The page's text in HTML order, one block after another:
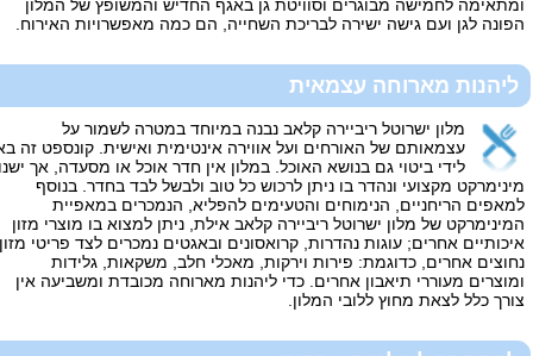
ומתאימה לחמישה מבוגרים וסוויטת גן באגף החדיש והמשופץ של המלון
הפונה לגן ועם גישה ישירה לבריכת השחייה, הם כמה מאפשרויות האירוח.
ליהנות מארוחה עצמאית
מלון ישרוטל ריביירה קלאב נבנה במיוחד במטרה לשמור על
עצמאותם של האורחים ועל אווירה אינטימית ואישית. קונספט זה בא
לידי ביטוי גם בנושא האוכל. במלון אין חדר אוכל או מסעדה, אך ישנו
מינימרקט מקצועי ונהדר בו ניתן לרכוש כל טוב ולבשל לבד בחדר. בנוסף
למאפים הריחניים, הנימוחים והטעימים להפליא, הנמכרים במאפיית
המינימרקט של מלון ישרוטל ריביירה קלאב אילת, ניתן למצוא בו מוצרי מזון
איכותיים אחרים; עוגות נהדרות, קרואסונים ובאגטים נמכרים לצד פריטי מזון
נחוצים אחרים, כדוגמת: פירות וירקות, מאכלי חלב, משקאות, גלידות
ומוצרים מעוררי תיאבון אחרים. כדי ליהנות מארוחה מכובדת ומשביעה אין
צורך כלל לצאת מחוץ ללובי המלון.